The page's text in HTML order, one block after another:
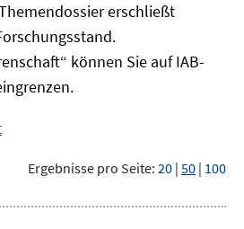
erschließt
können Sie auf IAB-
Ergebnisse pro Seite: 20 | 50 | 100